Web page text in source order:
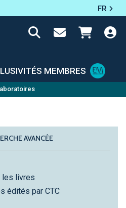
FR
MEMBRES
AVANCÉE
les livres
édités par CTC